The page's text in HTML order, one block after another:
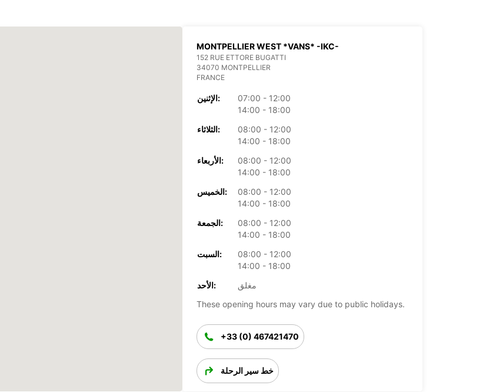
MONTPELLIER WEST *VANS* -IKC-
152 RUE ETTORE BUGATTI
34070 MONTPELLIER
FRANCE
الإثنين:
07:00 - 12:00
14:00 - 18:00
الثلاثاء:
08:00 - 12:00
14:00 - 18:00
الأربعاء:
08:00 - 12:00
14:00 - 18:00
الخميس:
08:00 - 12:00
14:00 - 18:00
الجمعة:
08:00 - 12:00
14:00 - 18:00
السبت:
08:00 - 12:00
14:00 - 18:00
الأحد:
مغلق
These opening hours may vary due to public holidays.
+33 (0) 467421470
خط سير الرحلة